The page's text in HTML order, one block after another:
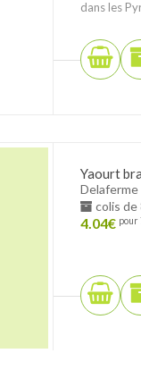
dans les
Yaourt
Delaferme
colis de
4.04€ pour